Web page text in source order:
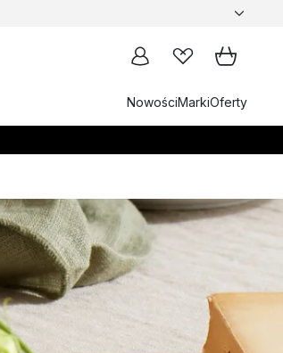
NowościMarkiOferty